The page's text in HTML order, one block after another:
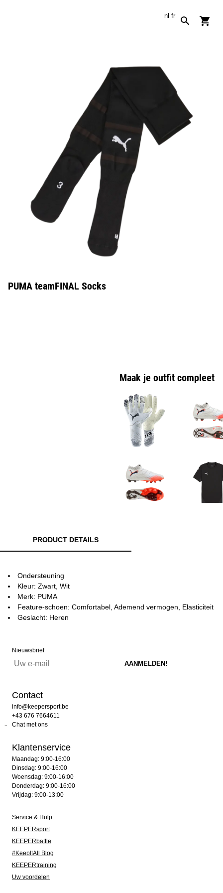
nl fr
PUMA teamFINAL Socks
Maak je outfit compleet
PRODUCT DETAILS
Ondersteuning
Kleur: Zwart, Wit
Merk: PUMA
Feature-schoen: Comfortabel, Ademend vermogen, Elasticiteit
Geslacht: Heren
Nieuwsbrief
Contact
info@keepersport.be
+43 676 7664611
Chat met ons
Klantenservice
Maandag: 9:00-16:00
Dinsdag: 9:00-16:00
Woensdag: 9:00-16:00
Donderdag: 9:00-16:00
Vrijdag: 9:00-13:00
Service & Hulp
KEEPERsport
KEEPERbattle
#KeepItAll Blog
KEEPERtraining
Uw voordelen